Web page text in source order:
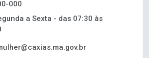
000
a Sexta - das 07:30 às